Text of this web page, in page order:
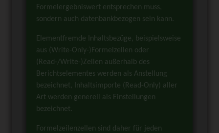
Formelergebniswert entsprechen muss,
sondern auch datenbankbezogen sein kann.
Elementfremde Inhaltsbezüge, beispielsweise
aus (Write-Only-)Formelzellen oder
(Read-/Write-)Zellen außerhalb des
Berichtselementes werden als Anstellung
bezeichnet, Inhaltsimporte (Read-Only) aller
Art werden generell als Einstellungen
bezeichnet.
Formelzeilenzellen sind daher für jeden